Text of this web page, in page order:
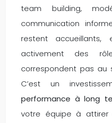
team building,
communication
restent accueillants,
activement des
correspondent pas au
C’est un
performance à long
votre équipe à attirer